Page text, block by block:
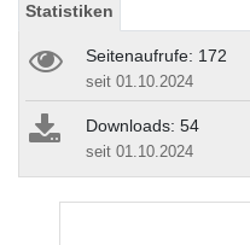
Statistiken
Seitenaufrufe: 172
seit 01.10.2024
Downloads: 54
seit 01.10.2024